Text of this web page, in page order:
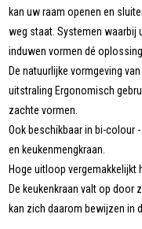
kan uw raam openen en
weg staat. Systemen waarbij
induwen vormen dé
De natuurlijke vormgeving
uitstraling Ergonomisch
zachte vormen.
Ook beschikbaar in bi-colour
en keukenmengkraan.
Hoge uitloop vergemakkelijkt
De keukenkraan valt op door
kan zich daarom bewijzen in